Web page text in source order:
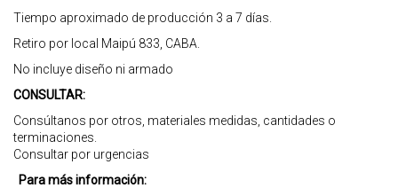
Tiempo aproximado de producción 3 a 7 días.
Retiro por local Maipú 833, CABA.
No incluye diseño ni armado
CONSULTAR:
Consúltanos por otros, materiales medidas, cantidades o
terminaciones.
Consultar por urgencias
Para más información: